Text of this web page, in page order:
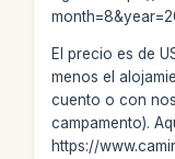
El precio es de
menos el
cuento o con
campamento).
https://